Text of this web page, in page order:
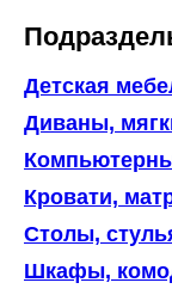
Детская
Диваны,
Кровати,
Столы,
Шкафы,